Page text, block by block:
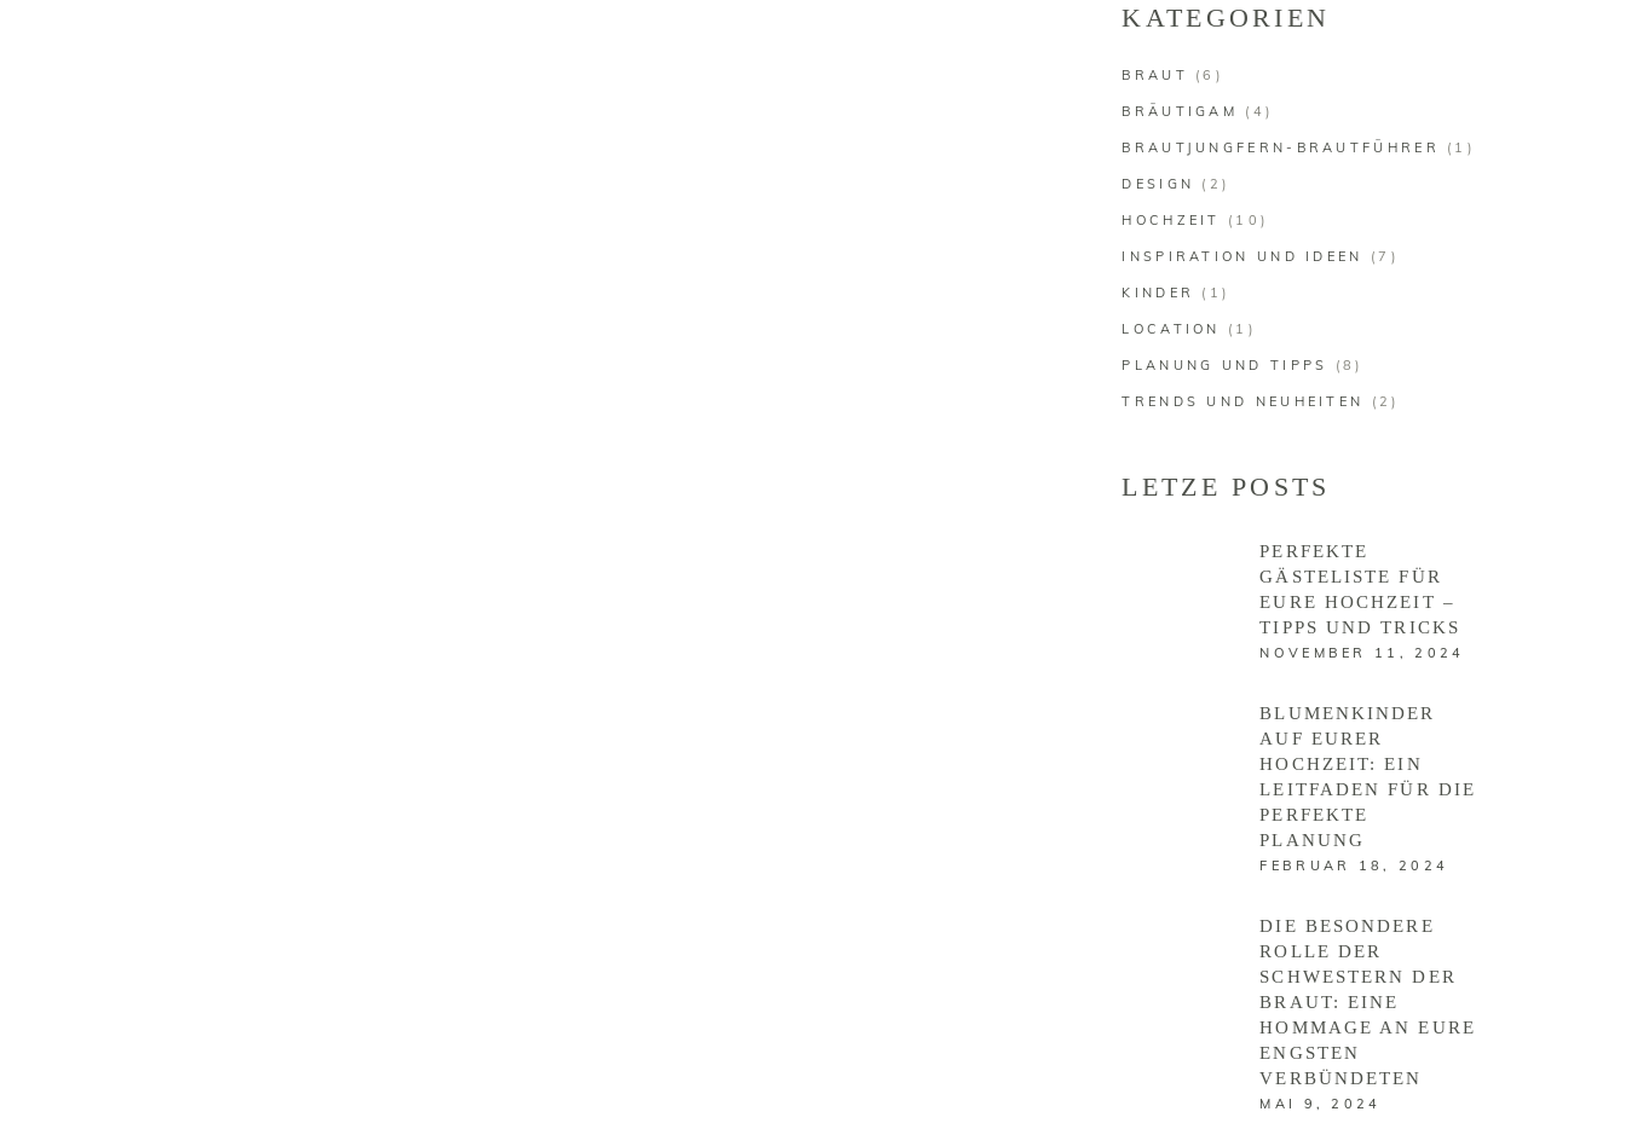
KATEGORIEN
BRAUT (6)
BRÄUTIGAM (4)
BRAUTJUNGFERN-BRAUTFÜHRER (1)
DESIGN (2)
HOCHZEIT (10)
INSPIRATION UND IDEEN (7)
KINDER (1)
LOCATION (1)
PLANUNG UND TIPPS (8)
TRENDS UND NEUHEITEN (2)
LETZE POSTS
PERFEKTE
GÄSTELISTE FÜR
EURE HOCHZEIT –
TIPPS UND TRICKS
NOVEMBER 11, 2024
BLUMENKINDER
AUF EURER
HOCHZEIT: EIN
LEITFADEN FÜR DIE
PERFEKTE
PLANUNG
FEBRUAR 18, 2024
DIE BESONDERE
ROLLE DER
SCHWESTERN DER
BRAUT: EINE
HOMMAGE AN EURE
ENGSTEN
VERBÜNDETEN
MAI 9, 2024